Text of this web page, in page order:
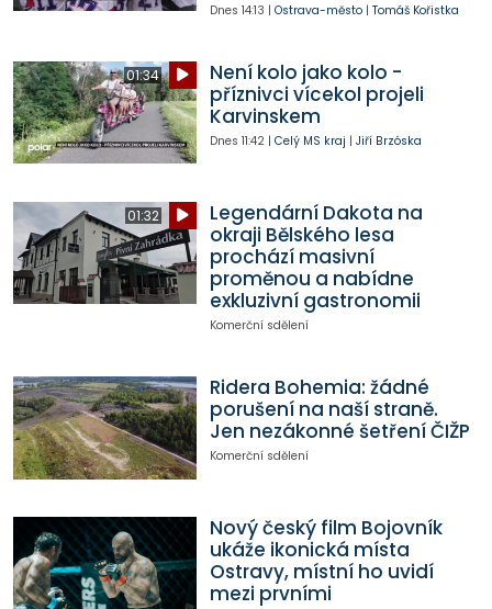
Dnes 14:13 | Ostrava-město| Tomáš Kořistka
01:34
Není kolo jako kolo -
příznivci vícekol projeli
Karvinskem
Dnes 11:42| Celý MS kraj | Jiří Brzóska
01:32
Legendární Dakota na
okraji Bělského lesa
prochází masivní
proměnou a nabídne
exkluzivní gastronomii
Komerční sdělení
Ridera Bohemia: žádné
porušení na naší straně.
Jen nezákonné šetření ČIŽP
Komerční sdělení
Nový český film Bojovník
ukáže ikonická místa
Ostravy, místní ho uvidí
mezi prvními